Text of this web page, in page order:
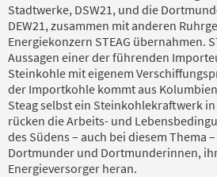
Stadtwerke, DSW21, und die
DEW21, zusammen mit anderen
Energiekonzern STEAG übernahmen.
Aussagen einer der führenden
Steinkohle mit eigenem
der Importkohle kommt aus
Steag selbst ein Steinkohlekraftwerk
rücken die Arbeits- und
des Südens – auch bei diesem Thema
Dortmunder und Dortmunderinnen,
Energieversorger heran.